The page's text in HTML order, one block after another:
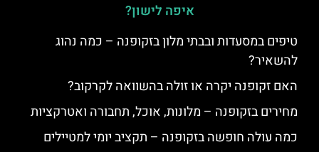
איפה לישון?
טיפים במסעדות ובבתי מלון בזקופנה – כמה נהוג
להשאיר?
האם זקופנה יקרה או זולה בהשוואה לקרקוב?
מחירים בזקופנה – מלונות, אוכל, תחבורה ואטרקציות
כמה עולה חופשה בזקופנה – תקציב יומי למטיילים